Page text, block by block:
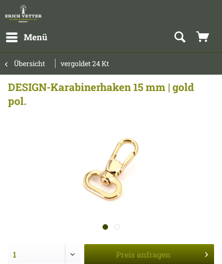
Menü
Übersicht vergoldet 24 Kt
DESIGN-Karabinerhaken 15 mm | gold
pol.
Preis anfragen